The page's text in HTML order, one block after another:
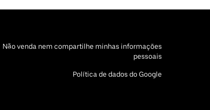
Não venda nem compartilhe minhas informações
pessoais
Política de dados do Google